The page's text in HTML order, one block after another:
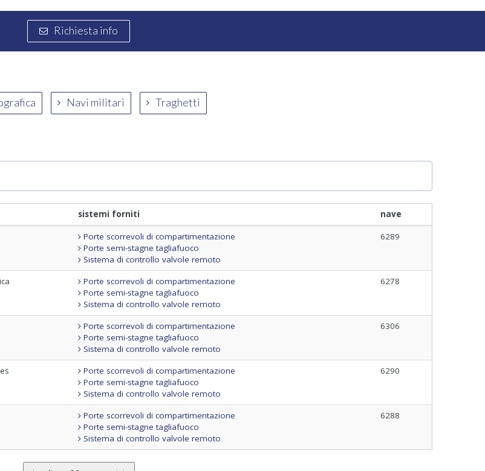
Richiesta info
Navi militari Traghetti
sistemi forniti nave
Porte scorrevoli di compartimentazione
Porte semi-stagne tagliafuoco
Sistema di controllo valvole remoto
6289
Porte scorrevoli di compartimentazione
Porte semi-stagne tagliafuoco
Sistema di controllo valvole remoto
6278
Porte scorrevoli di compartimentazione
Porte semi-stagne tagliafuoco
Sistema di controllo valvole remoto
6306
Porte scorrevoli di compartimentazione
Porte semi-stagne tagliafuoco
Sistema di controllo valvole remoto
6290
Porte scorrevoli di compartimentazione
Porte semi-stagne tagliafuoco
Sistema di controllo valvole remoto
6288